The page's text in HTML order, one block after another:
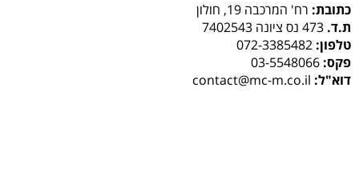
כתובת: רח' המרכבה 19, חולון
ת.ד.
טלפון:
פקס:
דוא"ל: